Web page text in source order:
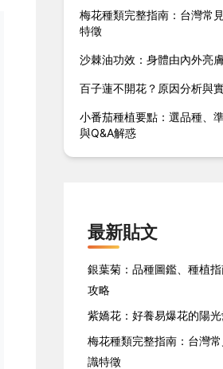
梅花種類完整指南：台灣常
特徵
沙棘油功效：身體由內外亮
百子蓮不開花？原因分析與
小番茄種植要點：選品種、
與Q&A解惑
最新貼文
銀葉菊：品種圖鑑、種植
攻略
紫嬌花：好養易爆花的陽
梅花種類完整指南：台灣
識特徵